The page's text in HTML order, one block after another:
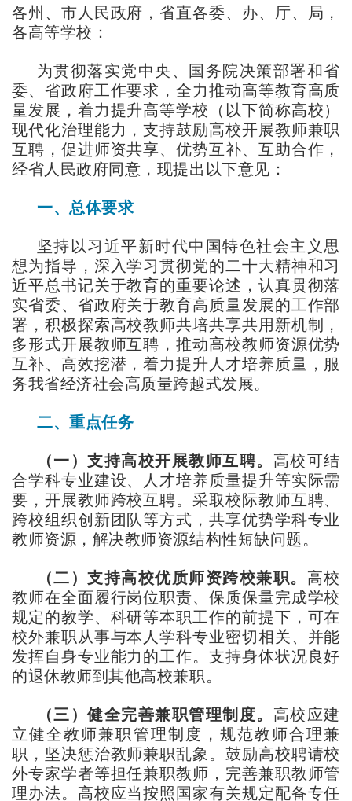
各州、市人民政府，省直各委、办、厅、局，
各高等学校：
为贯彻落实党中央、国务院决策部署和省
委、省政府工作要求，全力推动高等教育高质
量发展，着力提升高等学校（以下简称高校）
现代化治理能力，支持鼓励高校开展教师兼职
互聘，促进师资共享、优势互补、互助合作，
经省人民政府同意，现提出以下意见：
一、总体要求
坚持以习近平新时代中国特色社会主义思
想为指导，深入学习贯彻党的二十大精神和习
近平总书记关于教育的重要论述，认真贯彻落
实省委、省政府关于教育高质量发展的工作部
署，积极探索高校教师共培共享共用新机制，
多形式开展教师互聘，推动高校教师资源优势
互补、高效挖潜，着力提升人才培养质量，服
务我省经济社会高质量跨越式发展。
二、重点任务
（一）支持高校开展教师互聘。 高校可结
合学科专业建设、人才培养质量提升等实际需
要，开展教师跨校互聘。采取校际教师互聘、
跨校组织创新团队等方式，共享优势学科专业
教师资源，解决教师资源结构性短缺问题。
（二）支持高校优质师资跨校兼职。 高校
教师在全面履行岗位职责、保质保量完成学校
规定的教学、科研等本职工作的前提下，可在
校外兼职从事与本人学科专业密切相关、并能
发挥自身专业能力的工作。支持身体状况良好
的退休教师到其他高校兼职。
（三）健全完善兼职管理制度。 高校应建
立健全教师兼职管理制度，规范教师合理兼
职，坚决惩治教师兼职乱象。鼓励高校聘请校
外专家学者等担任兼职教师，完善兼职教师管
理办法。高校应当按照国家有关规定配备专任